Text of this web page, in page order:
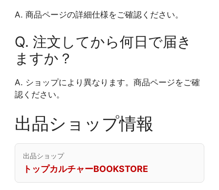
A. 商品ページの詳細仕様をご確認ください。
Q. 注文してから何日で届き
ますか？
A. ショップにより異なります。商品ページをご確
認ください。
出品ショップ情報
出品ショップ
トップカルチャーBOOKSTORE